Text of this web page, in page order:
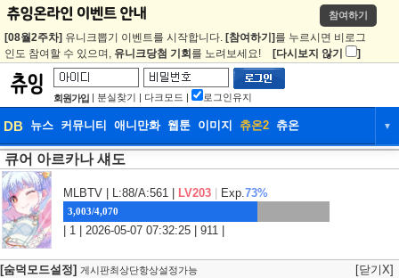
참여하기
[08월2주차] 유니크뽑기 이벤트를 시작합니다. [참여하기] 를 누르시면 비로그
인도 참여할 수 있으며, 유니크당첨 기회 를 노려보세요! [다시보지 않기 ]
회원가입 | 분실찾기 | 다크모드 | 로그인유지
DB 뉴스 커뮤니티 애니만화 웹툰 이미지 츄온2 츄온 ▼
DB
웹툰 이미지 츄온2
큐어 아르카나 섀도
MLBTV | L:88/A:561 | LV203 Exp.73%
3,003/4,070
| 1 | 2026-05-07 07:32:25 | 911 |
[숨덕모드설정] 게시판최상단항상설정가능 [닫기X]